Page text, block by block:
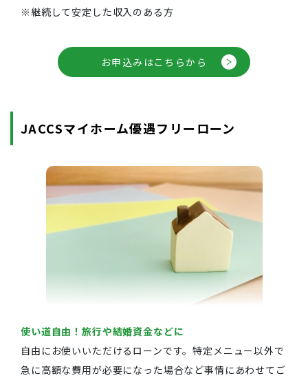
※継続して安定した収入のある方
お申込みはこちらから
JACCSマイホーム優遇フリーローン
使い道自由！旅行や結婚資金などに
自由にお使いいただけるローンです。特定メニュー以外で
急に高額な費用が必要になった場合など事情にあわせてご